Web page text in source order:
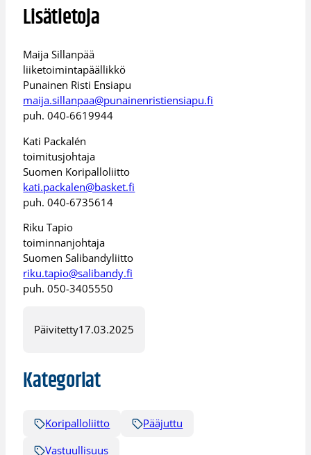
Lisätietoja
Maija Sillanpää
liiketoimintapäällikkö
Punainen Risti Ensiapu
maija.sillanpaa@punainenristiensiapu.fi
puh. 040-6619944
Kati Packalén
toimitusjohtaja
Suomen Koripalloliitto
kati.packalen@basket.fi
puh. 040-6735614
Riku Tapio
toiminnanjohtaja
Suomen Salibandyliitto
riku.tapio@salibandy.fi
puh. 050-3405550
Päivitetty17.03.2025
Kategoriat
Koripalloliitto
Pääjuttu
Vastuullisuus